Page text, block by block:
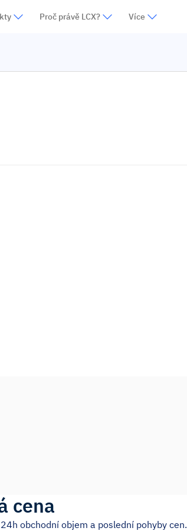
Proč právě LCX? Více
cena
obchodní objem a poslední pohyby cen.